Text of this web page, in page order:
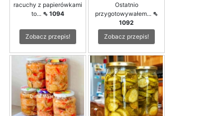
racuchy z papierówkami
to... ⇖ 1094
Zobacz przepis!
Ostatnio
przygotowywałem... ⇖
1092
Zobacz przepis!